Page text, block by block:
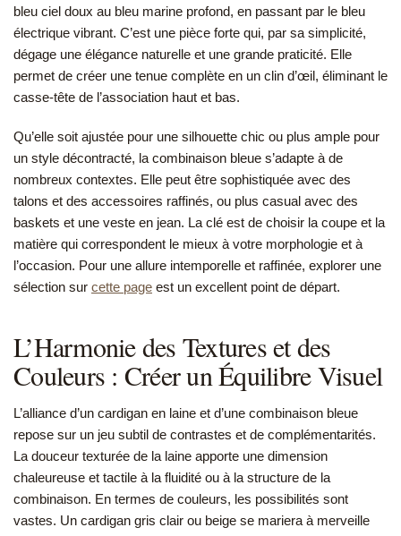
bleu ciel doux au bleu marine profond, en passant par le bleu
électrique vibrant. C’est une pièce forte qui, par sa simplicité,
dégage une élégance naturelle et une grande praticité. Elle
permet de créer une tenue complète en un clin d’œil, éliminant le
casse-tête de l’association haut et bas.
Qu’elle soit ajustée pour une silhouette chic ou plus ample pour
un style décontracté, la combinaison bleue s’adapte à de
nombreux contextes. Elle peut être sophistiquée avec des
talons et des accessoires raffinés, ou plus casual avec des
baskets et une veste en jean. La clé est de choisir la coupe et la
matière qui correspondent le mieux à votre morphologie et à
l’occasion. Pour une allure intemporelle et raffinée, explorer une
sélection sur cette page est un excellent point de départ.
L’Harmonie des Textures et des
Couleurs : Créer un Équilibre Visuel
L’alliance d’un cardigan en laine et d’une combinaison bleue
repose sur un jeu subtil de contrastes et de complémentarités.
La douceur texturée de la laine apporte une dimension
chaleureuse et tactile à la fluidité ou à la structure de la
combinaison. En termes de couleurs, les possibilités sont
vastes. Un cardigan gris clair ou beige se mariera à merveille